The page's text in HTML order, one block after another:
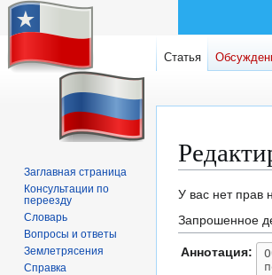
Перейти
к
навигации
Перейти
к
поиску
У вас нет прав
Запрошенное
Аннотация:
Статья
Заглавная страница
Консультации по
переезду
Словарь
Вопросы и ответы
Землетрясения
Справка